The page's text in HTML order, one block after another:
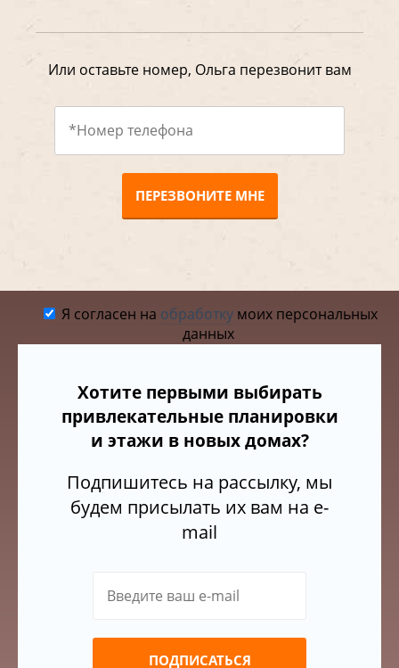
Или оставьте номер, Ольга перезвонит вам
ПЕРЕЗВОНИТЕ МНЕ
Я согласен на обработкумоих персональных
данных
Хотите первыми выбирать
привлекательные планировки
и этажи в новых домах?
Подпишитесь на рассылку, мы
будем присылать их вам на e-
mail
ПОДПИСАТЬСЯ